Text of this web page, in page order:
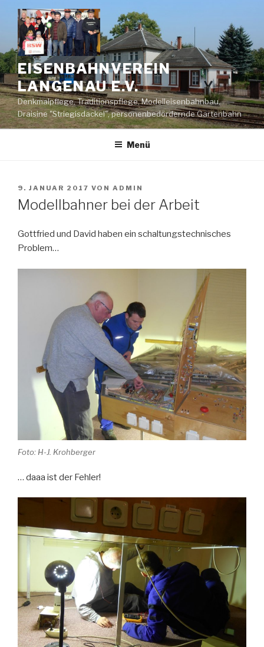
Inhalt
springen
EISENBAHNVEREIN
LANGENAU E.V.
Denkmalpflege, Traditionspflege, Modelleisenbahnbau,
Draisine "Striegisdackel", personenbedördernde Gartenbahn
Menü
VERÖFFENTLICHT
AM
9. JANUAR 2017 VON ADMIN
Modellbahner bei der Arbeit
Gottfried und David haben ein schaltungstechnisches
Problem…
Foto: H-J. Krohberger
… daaa ist der Fehler!